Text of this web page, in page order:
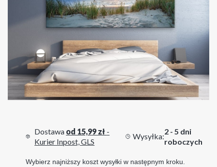
Dostawa od 15,99 zł -
Kurier Inpost, GLS
Wysyłka:
2 - 5 dni
roboczych
Wybierz najniższy koszt wysyłki w następnym kroku.